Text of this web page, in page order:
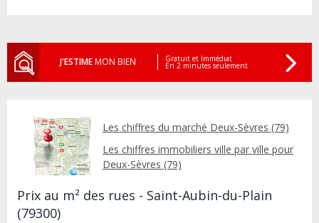
J'ESTIMEMON BIEN Gratuit et Immédiat
En 2 minutes seulement
Les chiffres du marché Deux-Sèvres (79)
Les chiffres immobiliers ville par ville pour
Deux-Sèvres (79)
Prix au m² des rues - Saint-Aubin-du-Plain
(79300)